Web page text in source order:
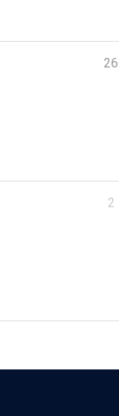
26
2